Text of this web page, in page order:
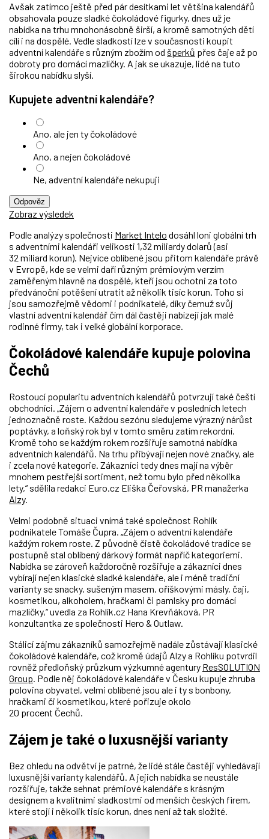
Avšak zatímco ještě před pár desítkami let většina kalendářů
obsahovala pouze sladké čokoládové figurky, dnes už je
nabídka na trhu mnohonásobně širší, a kromě samotných dětí
cílí i na dospělé. Vedle sladkostí lze v současnosti koupit
adventní kalendáře s různým zbožím od šperků přes čaje až po
dobroty pro domácí mazlíčky. A jak se ukazuje, lidé na tuto
širokou nabídku slyší.
Kupujete adventní kalendáře?
Ano, ale jen ty čokoládové
Ano, a nejen čokoládové
Ne, adventní kalendáře nekupuji
Odpověz
Zobraz výsledek
Podle analýzy společnosti Market Intelo dosáhl loni globální trh
s adventními kalendáři velikosti 1,32 miliardy dolarů (asi
32 miliard korun). Nejvíce oblíbené jsou přitom kalendáře právě
v Evropě, kde se velmi daří různým prémiovým verzím
zaměřeným hlavně na dospělé, kteří jsou ochotni za toto
předvánoční potěšení utratit až několik tisíc korun. Toho si
jsou samozřejmě vědomi i podnikatelé, díky čemuž svůj
vlastní adventní kalendář čím dál častěji nabízejí jak malé
rodinné firmy, tak i velké globální korporace.
Čokoládové kalendáře kupuje polovina
Čechů
Rostoucí popularitu adventních kalendářů potvrzují také čeští
obchodníci. „Zájem o adventní kalendáře v posledních letech
jednoznačně roste. Každou sezónu sledujeme výrazný nárůst
poptávky, a loňský rok byl v tomto směru zatím rekordní.
Kromě toho se každým rokem rozšiřuje samotná nabídka
adventních kalendářů. Na trhu přibývají nejen nové značky, ale
i zcela nové kategorie. Zákazníci tedy dnes mají na výběr
mnohem pestřejší sortiment, než tomu bylo před několika
lety,“ sdělila redakci Euro.cz Eliška Čeřovská, PR manažerka
Alzy.
Velmi podobně situaci vnímá také společnost Rohlík
podnikatele Tomáše Čupra. „Zájem o adventní kalendáře
každým rokem roste. Z původně čistě čokoládové tradice se
postupně stal oblíbený dárkový formát napříč kategoriemi.
Nabídka se zároveň každoročně rozšiřuje a zákazníci dnes
vybírají nejen klasické sladké kalendáře, ale i méně tradiční
varianty se snacky, sušeným masem, oříškovými másly, čaji,
kosmetikou, alkoholem, hračkami či pamlsky pro domácí
mazlíčky,“ uvedla za Rohlík.cz Hana Krevňáková, PR
konzultantka ze společnosti Hero & Outlaw.
Stálicí zájmu zákazníků samozřejmě nadále zůstávají klasické
čokoládové kalendáře, což kromě údajů Alzy a Rohlíku potvrdil
rovněž předloňský průzkum výzkumné agentury ResSOLUTION
Group. Podle něj čokoládové kalendáře v Česku kupuje zhruba
polovina obyvatel, velmi oblíbené jsou ale i ty s bonbony,
hračkami či kosmetikou, které pořizuje okolo
20 procent Čechů.
Zájem je také o luxusnější varianty
Bez ohledu na odvětví je patrné, že lidé stále častěji vyhledávají
luxusnější varianty kalendářů. A jejich nabídka se neustále
rozšiřuje, takže sehnat prémiové kalendáře s krásným
designem a kvalitními sladkostmi od menších českých firem,
které stojí i několik tisíc korun, dnes není až tak složité.